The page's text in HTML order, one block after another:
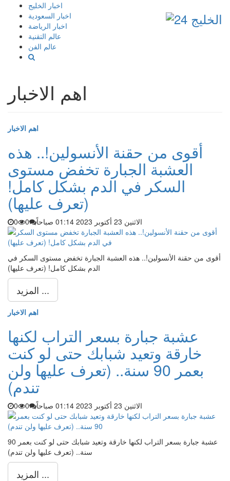
إذهب
المحتوى
اخبار الخليج
اخبار السعودية
اخبار الرياضة
عالم التقنية
عالم الفن
اهم الاخبار
اهم الاخبار
أقوى من حقنة الأنسولين!.. هذه
العشبة الجبارة تخفض مستوى
السكر في الدم بشكل كامل!
(تعرف عليها)
الاثنين 23 أكتوبر 2023 01:14 صباحاً 0
0
أقوى من حقنة الأنسولين!.. هذه العشبة الجبارة تخفض مستوى السكر في
الدم بشكل كامل! (تعرف عليها)
المزيد ...
اهم الاخبار
عشبة جبارة بسعر التراب لكنها
خارقة وتعيد شبابك حتى لو كنت
بعمر 90 سنة.. (تعرف عليها ولن
تندم)
الاثنين 23 أكتوبر 2023 01:14 صباحاً 0
0
عشبة جبارة بسعر التراب لكنها خارقة وتعيد شبابك حتى لو كنت بعمر 90
سنة.. (تعرف عليها ولن تندم)
المزيد ...